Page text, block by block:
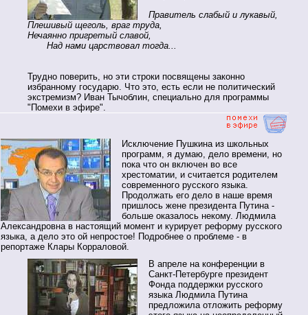
Правитель слабый и лукавый,
Плешивый щеголь, враг труда,
Нечаянно пригретый славой,
Над нами царствовал тогда...
Трудно поверить, но эти строки посвящены законно
избранному государю. Что это, есть если не политический
экстремизм? Иван Тычоблин, специально для программы
"Помехи в эфире".
Исключение Пушкина из школьных
программ, я думаю, дело времени, но
пока что он включен во все
хрестоматии, и считается родителем
современного русского языка.
Продолжать его дело в наше время
пришлось жене президента Путина -
больше оказалось некому. Людмила
Александровна в настоящий момент и курирует реформу русского
языка, а дело это ой непростое! Подробнее о проблеме - в
репортаже Клары Корраловой.
В апреле на конференции в
Санкт-Петербурге президент
Фонда поддержки русского
языка Людмила Путина
предложила отложить реформу